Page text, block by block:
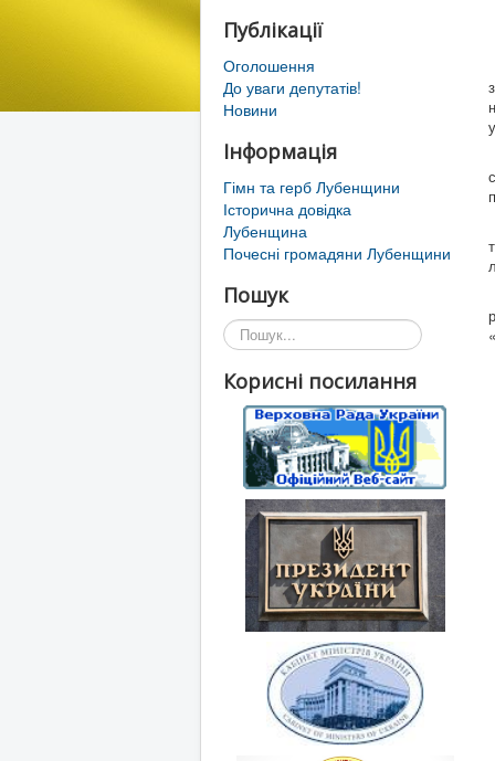
Публікації
Оголошення
До уваги депутатів!
Новини
Інформація
Гімн та герб Лубенщини
Історична довідка
Лубенщина
Почесні громадяни Лубенщини
Пошук
Пошук...
Корисні посилання